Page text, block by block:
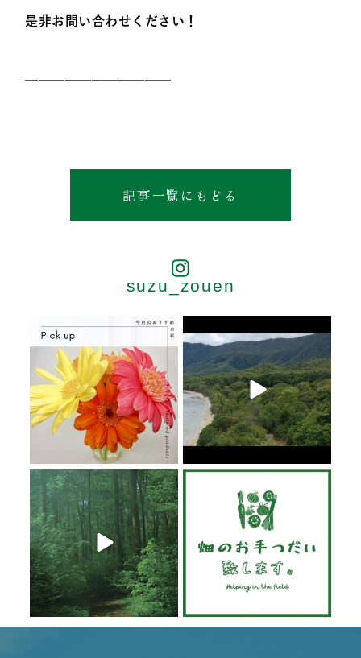
是非お問い合わせください！
———————————
記事一覧にもどる
suzu_zouen
6月 20
6月 19